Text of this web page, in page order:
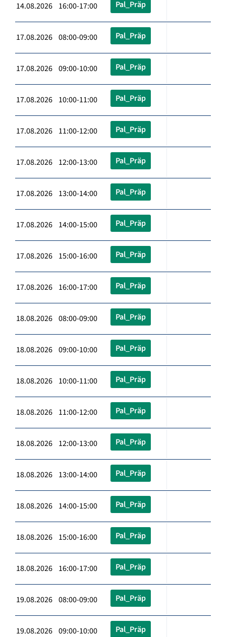
14.08.2026 16:00-17:00 Pal_Präp
17.08.2026 08:00-09:00 Pal_Präp
17.08.2026 09:00-10:00 Pal_Präp
17.08.2026 10:00-11:00 Pal_Präp
17.08.2026 11:00-12:00 Pal_Präp
17.08.2026 12:00-13:00 Pal_Präp
17.08.2026 13:00-14:00 Pal_Präp
17.08.2026 14:00-15:00 Pal_Präp
17.08.2026 15:00-16:00 Pal_Präp
17.08.2026 16:00-17:00 Pal_Präp
18.08.2026 08:00-09:00 Pal_Präp
18.08.2026 09:00-10:00 Pal_Präp
18.08.2026 10:00-11:00 Pal_Präp
18.08.2026 11:00-12:00 Pal_Präp
18.08.2026 12:00-13:00 Pal_Präp
18.08.2026 13:00-14:00 Pal_Präp
18.08.2026 14:00-15:00 Pal_Präp
18.08.2026 15:00-16:00 Pal_Präp
18.08.2026 16:00-17:00 Pal_Präp
19.08.2026 08:00-09:00 Pal_Präp
19.08.2026 09:00-10:00 Pal_Präp